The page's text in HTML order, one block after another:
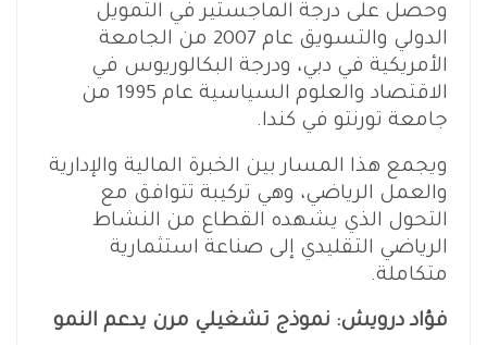
وحصل على درجة الماجستير في التمويل
الدولي والتسويق عام 2007 من الجامعة
الأمريكية في دبي، ودرجة البكالوريوس في
الاقتصاد والعلوم السياسية عام 1995 من
جامعة تورنتو في كندا.
ويجمع هذا المسار بين الخبرة المالية والإدارية
والعمل الرياضي، وهي تركيبة تتوافق مع
التحول الذي يشهده القطاع من النشاط
الرياضي التقليدي إلى صناعة استثمارية
متكاملة.
فؤاد درويش: نموذج تشغيلي مرن يدعم النمو